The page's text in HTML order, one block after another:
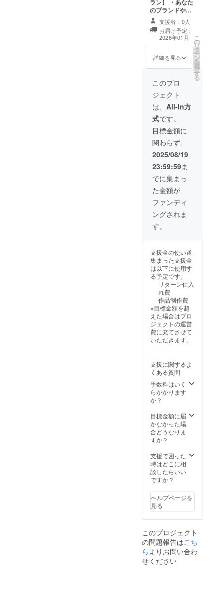
・場所：大阪近
郊 ・支援者様の
交通費や滞在
費：支援者様の
交通費や滞在費
は各自でご負担
ください。 ・支
援者様との連絡
ます。 ・マグ
カップ商品サイ
ズ：300mlサイ
ズ ・Tシャツサ
イズはS、M、
L、2L、3L
プリント（ツ
アー時などに着
用） ⒊
30,000円プラン
⒋ 50,000円プ
ラン ４点を全て
詰め込んだ特別
プラン！ ※備考
欄に5,000円コー
コースのご希望
の番号の入力を
お願いいたしま
す。 提供方
法：メールにて
詳細お送りしま
す。
ラン】 ・あなた
のブランドやお
店のためのオリ
ジナルCMソング
＋プロモーショ
ン動画制作 ・内
容や納品形式は
じっくりご相談
限：2025年09月
から2026年4月
末まで
支援者：0人
お届け予定：
2026年01月
詳細を見る
こ
の
リ
タ
ー
ン
を
選
択
す
る
このプロ
ジェクト
は、 All-In方
式です。
目標金額に
関わらず、
2025/08/19
23:59:59ま
でに集まっ
た金額が
ファンディ
ングされま
す。
支援金の使い道
集まった支援金
は以下に使用す
る予定です。
リターン仕入
れ費
作品制作費
※目標金額を超
えた場合はプロ
ジェクトの運営
費に充てさせて
いただきます。
支援に関するよ
くある質問
手数料はいく
らかかります
か？
目標金額に届
かなかった場
合どうなりま
すか？
支援で困った
時はどこに相
談したらいい
ですか？
ヘルプページを
見る
このプロジェクト
の問題報告はこち
ら よりお問い合わ
せください